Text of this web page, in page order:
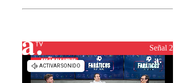
el fin de la
reconstrucciónSeñal 2